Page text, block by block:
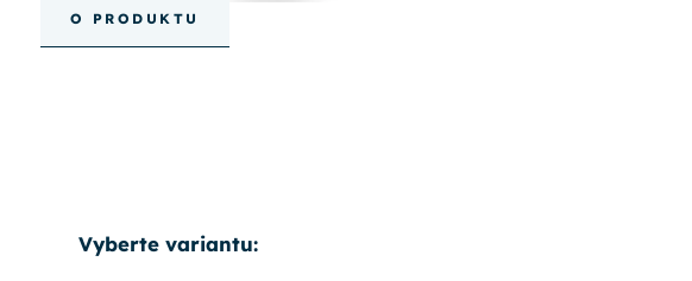
O PRODUKTU
Vyberte variantu: